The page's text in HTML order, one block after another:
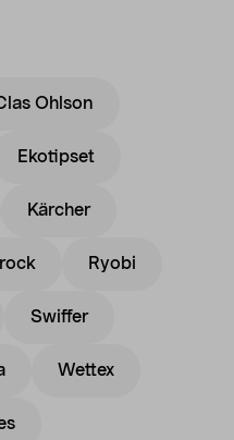
Ohlson
Ekotipset
Kärcher
Ryobi
Swiffer
Wettex